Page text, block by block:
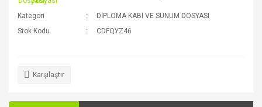
Kategori
DİPLOMA KABI VE SUNUM DOSYASI
Stok Kodu
CDFQYZ46
Karşılaştır